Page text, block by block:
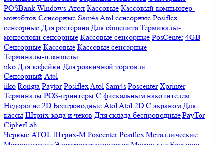
POSBank Windows Атол Кассовые Кассовый компьютер-
моноблок Сенсорные Sam4sAtol сенсорные Posiflex
сенсорные Для ресторана Для общепита Терминалы-
моноблоки сенсорные Кассовые сенсорные PosCenter 4GB
Сенсорные Кассовые Кассовые сенсорные
Терминалы-планшеты
iiko Для кофейни Для розничной торговли
Сенсорный Atol
iiko Rongta Paytor PosiflexAtol Sam4s Poscenter Xprinter
Терминалы POS-принтеры С фискальным накопителем
Недорогие 2D Беспроводные AtolAtol 2D С экраном Для
кассы Штрих-кода и чеков Для склада беспроводные PayTor
CipherLab
Черные ATOL Штрих-М Poscenter Posiflex Металлические